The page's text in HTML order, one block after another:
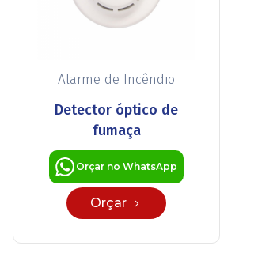
Alarme de Incêndio
Detector óptico de
fumaça
Orçar no WhatsApp
Orçar